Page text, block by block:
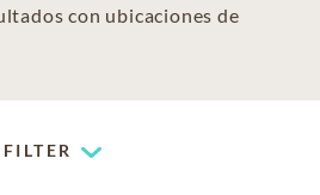
con ubicaciones de
FILTER